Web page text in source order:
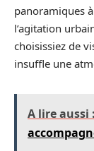
panoramiques
l’agitation
choisissiez de
insuffle une
A lire aussi :